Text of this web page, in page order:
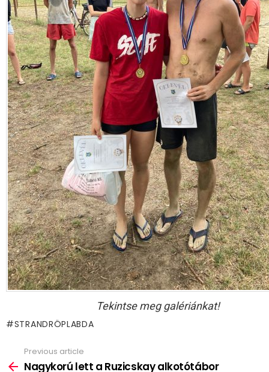
Tekintse meg galériánkat!
STRANDRÖPLABDA
more
Previous article
Nagykorú lett a Ruzicskay alkotótábor